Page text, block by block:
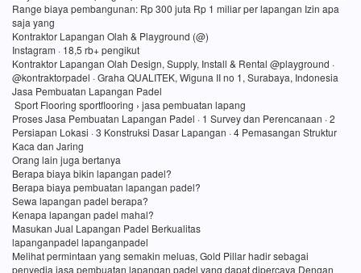
Range biaya pembangunan: Rp 300 juta Rp 1 miliar per lapangan Izin apa
saja yang
Kontraktor Lapangan Olah & Playground (@)
Instagram · 18,5 rb+ pengikut
Kontraktor Lapangan Olah Design, Supply, Install & Rental @playground ·
@kontraktorpadel · Graha QUALITEK, Wiguna II no 1, Surabaya, Indonesia
Jasa Pembuatan Lapangan Padel
Sport Flooring sportflooring › jasa pembuatan lapang
Proses Jasa Pembuatan Lapangan Padel · 1 Survey dan Perencanaan · 2
Persiapan Lokasi · 3 Konstruksi Dasar Lapangan · 4 Pemasangan Struktur
Kaca dan Jaring
Orang lain juga bertanya
Berapa biaya bikin lapangan padel?
Berapa biaya pembuatan lapangan padel?
Sewa lapangan padel berapa?
Kenapa lapangan padel mahal?
Masukan Jual Lapangan Padel Berkualitas
lapanganpadel lapanganpadel
Melihat permintaan yang semakin meluas, Gold Pillar hadir sebagai
penyedia jasa pembuatan lapangan padel yang dapat dipercaya Dengan